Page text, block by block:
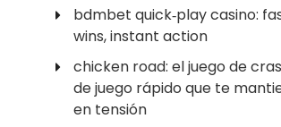
bdmbet quick‑play casino:
wins, instant action
chicken road: el juego de
de juego rápido que te
en tensión